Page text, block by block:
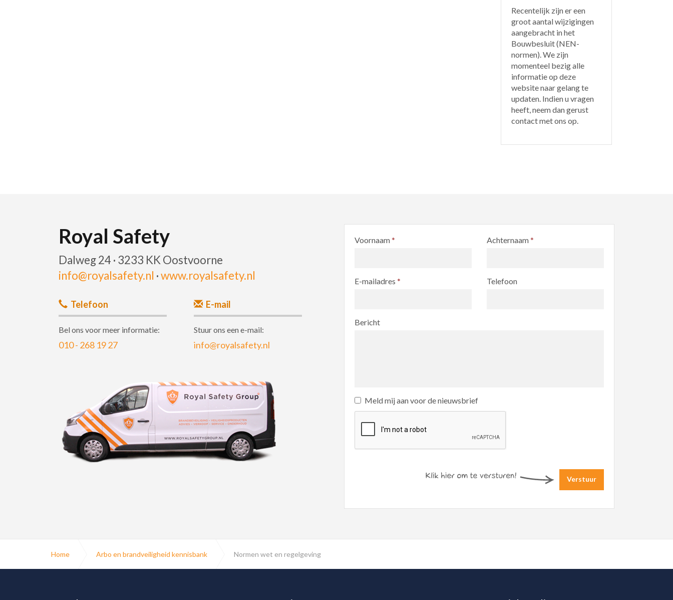
Recentelijk zijn er een
groot aantal wijzigingen
aangebracht in het
Bouwbesluit (NEN-
normen). We zijn
momenteel bezig alle
informatie op deze
website naar gelang te
updaten. Indien u vragen
heeft, neem dan gerust
contact met ons op.
Royal Safety
Dalweg 24 · 3233 KK Oostvoorne
info@royalsafety.nl ·www.royalsafety.nl
Telefoon
Bel ons voor meer informatie:
010 - 268 19 27
E-mail
Stuur ons een e-mail:
info@royalsafety.nl
Voornaam* Achternaam*
E-mailadres * Telefoon
Bericht
Meld mij aan voor de nieuwsbrief
Verstuur
Home Arbo en brandveiligheid kennisbank Normen wet en regelgeving